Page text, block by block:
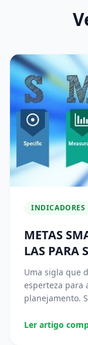
INDICADORES
METAS
LAS PARA
Uma sigla que
esperteza para
planejamento.
Ler artigo